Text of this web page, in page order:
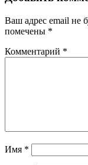
Ваш адрес email не
помечены *
Комментарий *
Имя *